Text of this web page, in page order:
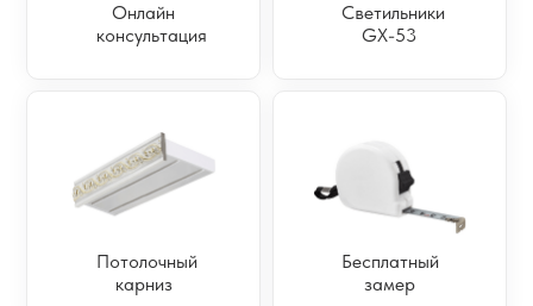
Онлайн
консультация
Светильники
GX-53
Потолочный
карниз
Бесплатный
замер